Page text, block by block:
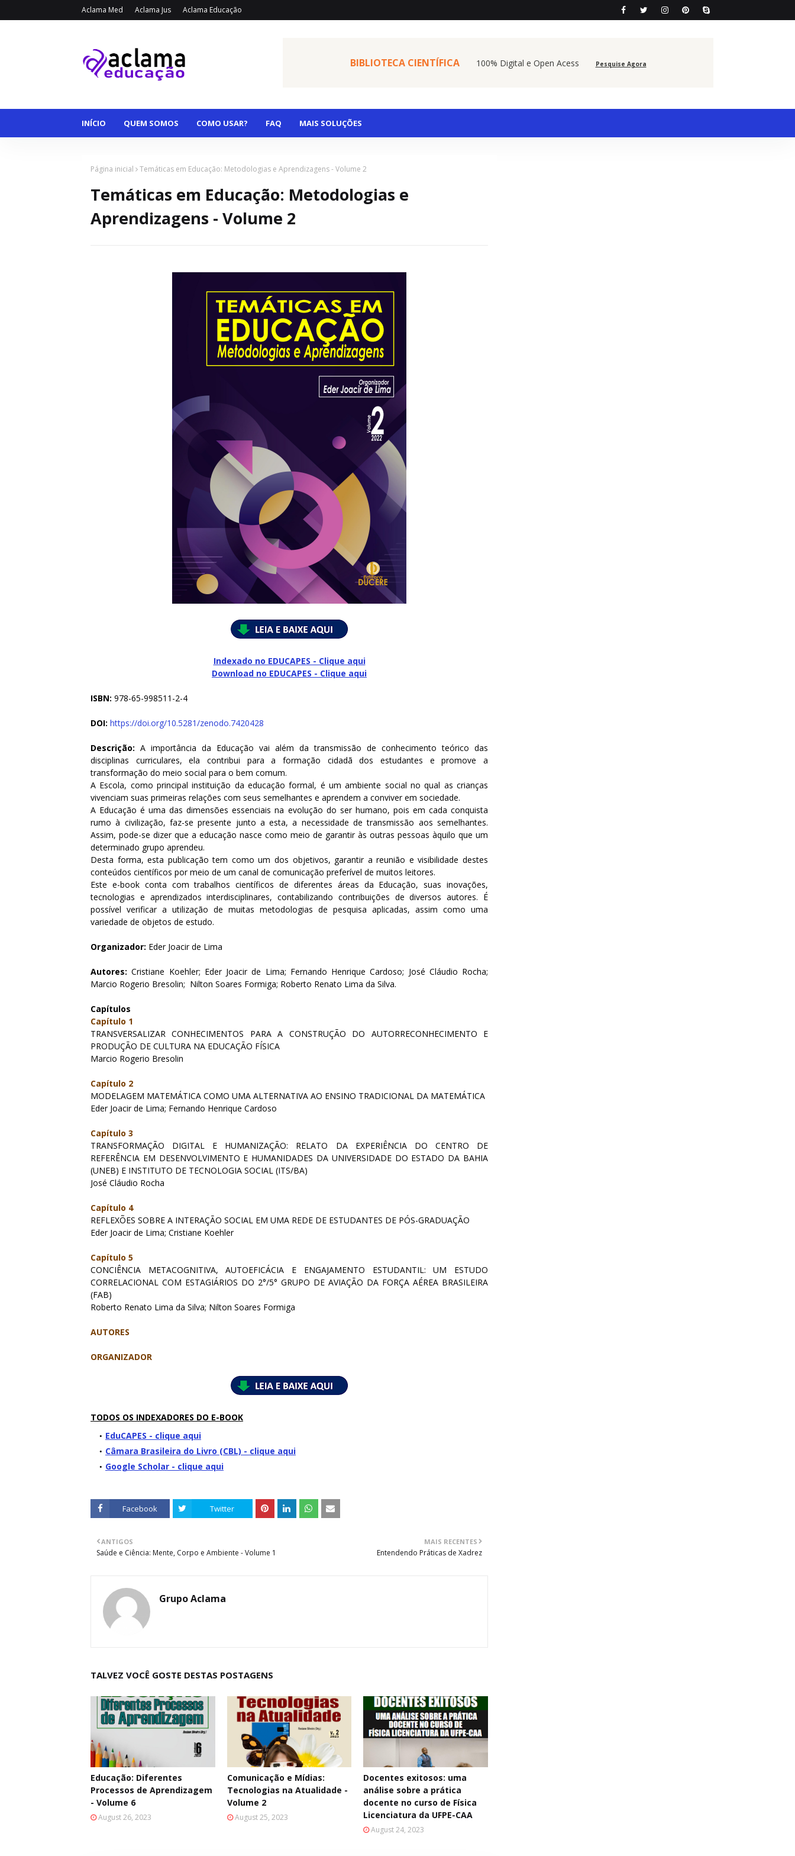
Aclama Med Aclama Jus Aclama Educação
BIBLIOTECA CIENTÍFICA 100% Digital e Open Acess Pesquise Agora
INÍCIO QUEM SOMOS COMO USAR? FAQ MAIS SOLUÇÕES
Página inicial Temáticas em Educação: Metodologias e Aprendizagens - Volume 2
Temáticas em Educação: Metodologias e
Aprendizagens - Volume 2
Indexado no EDUCAPES - Clique aqui
Download no EDUCAPES - Clique aqui
ISBN: 978-65-998511-2-4
DOI: https://doi.org/10.5281/zenodo.7420428
Descrição: A importância da Educação vai além da transmissão de conhecimento teórico das
disciplinas curriculares, ela contribui para a formação cidadã dos estudantes e promove a
transformação do meio social para o bem comum.
A Escola, como principal instituição da educação formal, é um ambiente social no qual as crianças
vivenciam suas primeiras relações com seus semelhantes e aprendem a conviver em sociedade.
A Educação é uma das dimensões essenciais na evolução do ser humano, pois em cada conquista
rumo à civilização, faz-se presente junto a esta, a necessidade de transmissão aos semelhantes.
Assim, pode-se dizer que a educação nasce como meio de garantir às outras pessoas àquilo que um
determinado grupo aprendeu.
Desta forma, esta publicação tem como um dos objetivos, garantir a reunião e visibilidade destes
conteúdos científicos por meio de um canal de comunicação preferível de muitos leitores.
Este e-book conta com trabalhos científicos de diferentes áreas da Educação, suas inovações,
tecnologias e aprendizados interdisciplinares, contabilizando contribuições de diversos autores. É
possível verificar a utilização de muitas metodologias de pesquisa aplicadas, assim como uma
variedade de objetos de estudo.
Organizador: Eder Joacir de Lima
Autores: Cristiane Koehler; Eder Joacir de Lima; Fernando Henrique Cardoso; José Cláudio Rocha;
Marcio Rogerio Bresolin; Nilton Soares Formiga; Roberto Renato Lima da Silva.
Capítulos
Capítulo 1
TRANSVERSALIZAR CONHECIMENTOS PARA A CONSTRUÇÃO DO AUTORRECONHECIMENTO E
PRODUÇÃO DE CULTURA NA EDUCAÇÃO FÍSICA
Marcio Rogerio Bresolin
Capítulo 2
MODELAGEM MATEMÁTICA COMO UMA ALTERNATIVA AO ENSINO TRADICIONAL DA MATEMÁTICA
Eder Joacir de Lima; Fernando Henrique Cardoso
Capítulo 3
TRANSFORMAÇÃO DIGITAL E HUMANIZAÇÃO: RELATO DA EXPERIÊNCIA DO CENTRO DE
REFERÊNCIA EM DESENVOLVIMENTO E HUMANIDADES DA UNIVERSIDADE DO ESTADO DA BAHIA
(UNEB) E INSTITUTO DE TECNOLOGIA SOCIAL (ITS/BA)
José Cláudio Rocha
Capítulo 4
REFLEXÕES SOBRE A INTERAÇÃO SOCIAL EM UMA REDE DE ESTUDANTES DE PÓS-GRADUAÇÃO
Eder Joacir de Lima; Cristiane Koehler
Capítulo 5
CONCIÊNCIA METACOGNITIVA, AUTOEFICÁCIA E ENGAJAMENTO ESTUDANTIL: UM ESTUDO
CORRELACIONAL COM ESTAGIÁRIOS DO 2°/5° GRUPO DE AVIAÇÃO DA FORÇA AÉREA BRASILEIRA
(FAB)
Roberto Renato Lima da Silva; Nilton Soares Formiga
AUTORES
ORGANIZADOR
TODOS OS INDEXADORES DO E-BOOK
EduCAPES - clique aqui
Câmara Brasileira do Livro (CBL) - clique aqui
Google Scholar - clique aqui
Facebook Twitter
MAIS RECENTES
Entendendo Práticas de Xadrez
ANTIGOS
Saúde e Ciência: Mente, Corpo e Ambiente - Volume 1
Grupo Aclama
TALVEZ VOCÊ GOSTE DESTAS POSTAGENS
Educação: Diferentes
Processos de Aprendizagem
- Volume 6
August 26, 2023
Comunicação e Mídias:
Tecnologias na Atualidade -
Volume 2
August 25, 2023
Docentes exitosos: uma
análise sobre a prática
docente no curso de Física
Licenciatura da UFPE-CAA
August 24, 2023